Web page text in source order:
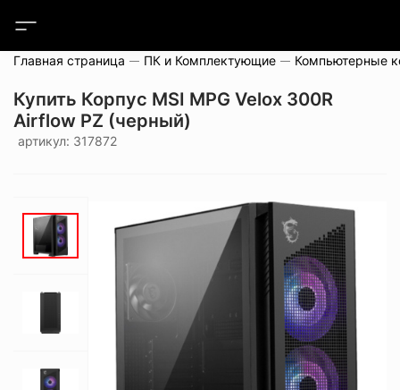
Главная страница ПК и Комплектующие Компьютерные
Купить Корпус MSI MPG Velox 300R
Airflow PZ (черный)
артикул: 317872